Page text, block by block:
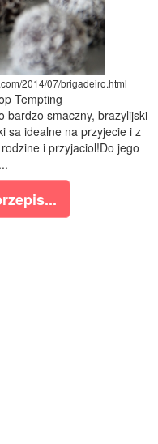
2014/07/brigadeiro.html
Tempting
bardzo smaczny, brazylijski
sa idealne na przyjecie i z
i przyjaciol!Do jego